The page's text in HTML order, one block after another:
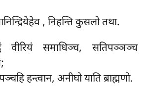
, निहन्ति कुसलो तथा.
वीरियं समाधिञ्च, सतिपञ्ञञ्च
हन्त्वान, अनीघो याति ब्राह्मणो.